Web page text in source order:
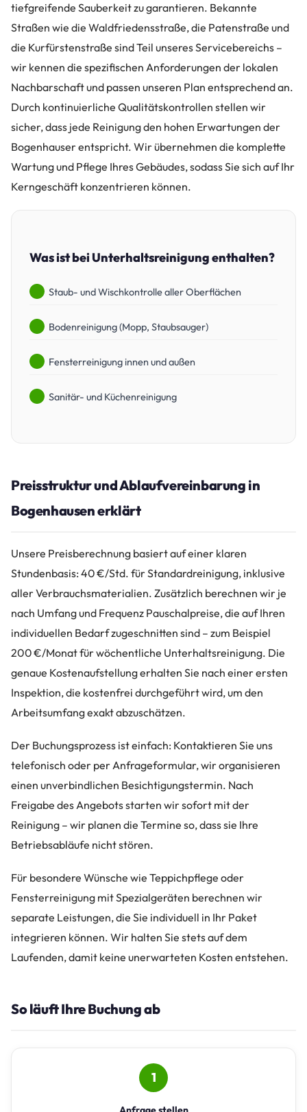
tiefgreifende Sauberkeit zu garantieren. Bekannte
Straßen wie die Waldfriedensstraße, die Patenstraße und
die Kurfürstenstraße sind Teil unseres Servicebereichs –
wir kennen die spezifischen Anforderungen der lokalen
Nachbarschaft und passen unseren Plan entsprechend an.
Durch kontinuierliche Qualitätskontrollen stellen wir
sicher, dass jede Reinigung den hohen Erwartungen der
Bogenhauser entspricht. Wir übernehmen die komplette
Wartung und Pflege Ihres Gebäudes, sodass Sie sich auf Ihr
Kerngeschäft konzentrieren können.
Was ist bei Unterhaltsreinigung enthalten?
Staub- und Wischkontrolle aller Oberflächen
Bodenreinigung (Mopp, Staubsauger)
Fensterreinigung innen und außen
Sanitär- und Küchenreinigung
Preisstruktur und Ablaufvereinbarung in
Bogenhausen erklärt
Unsere Preisberechnung basiert auf einer klaren
Stundenbasis: 40 €/Std. für Standardreinigung, inklusive
aller Verbrauchsmaterialien. Zusätzlich berechnen wir je
nach Umfang und Frequenz Pauschalpreise, die auf Ihren
individuellen Bedarf zugeschnitten sind – zum Beispiel
200 €/Monat für wöchentliche Unterhaltsreinigung. Die
genaue Kostenaufstellung erhalten Sie nach einer ersten
Inspektion, die kostenfrei durchgeführt wird, um den
Arbeitsumfang exakt abzuschätzen.
Der Buchungsprozess ist einfach: Kontaktieren Sie uns
telefonisch oder per Anfrageformular, wir organisieren
einen unverbindlichen Besichtigungstermin. Nach
Freigabe des Angebots starten wir sofort mit der
Reinigung – wir planen die Termine so, dass sie Ihre
Betriebsabläufe nicht stören.
Für besondere Wünsche wie Teppichpflege oder
Fensterreinigung mit Spezialgeräten berechnen wir
separate Leistungen, die Sie individuell in Ihr Paket
integrieren können. Wir halten Sie stets auf dem
Laufenden, damit keine unerwarteten Kosten entstehen.
So läuft Ihre Buchung ab
1